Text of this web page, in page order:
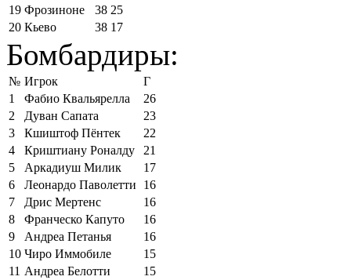
19 Фрозиноне 38 25
20 Кьево 38 17
Бомбардиры:
№ Игрок
Г
1
Фабио Квальярелла
26
2
Дуван Сапата
23
3
Кшиштоф Пёнтек
22
4
Криштиану Роналду
21
5
Аркадиуш Милик
17
6
Леонардо Паволетти
16
7
Дрис Мертенс
16
8
Франческо Капуто
16
9
Андреа Петанья
16
10 Чиро Иммобиле
15
11 Андреа Белотти
15